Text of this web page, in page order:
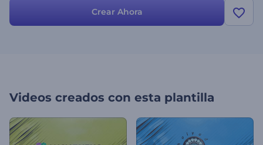
Crear Ahora
Videos creados con esta plantilla